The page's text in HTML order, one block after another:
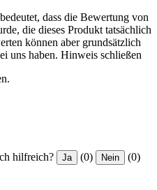
dass die Bewertung von
die dieses Produkt tatsächlich
können aber grundsätzlich
uns haben. Hinweis schließen
hilfreich? Ja (0) Nein (0)